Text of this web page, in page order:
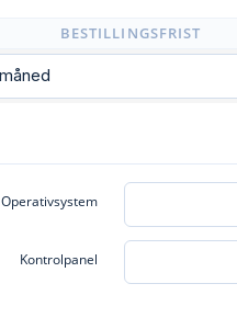
BESTILLINGSFRIST
Operativsystem
Kontrolpanel